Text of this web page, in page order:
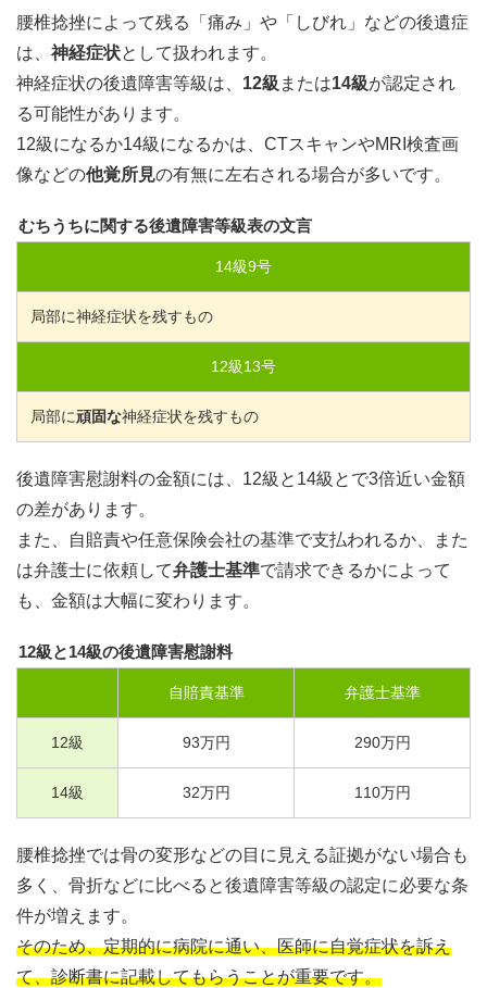
腰椎捻挫によって残る「痛み」や「しびれ」などの後遺症
は、 神経症状として扱われます。
神経症状の後遺障害等級は、 12級 または14級が認定され
る可能性があります。
12級になるか14級になるかは、CTスキャンやMRI検査画
像などの他覚所見の有無に左右される場合が多いです。
むちうちに関する後遺障害等級表の文言
14級9号
局部に神経症状を残すもの
12級13号
局部に頑固な神経症状を残すもの
後遺障害慰謝料の金額には、12級と14級とで3倍近い金額
の差があります。
また、自賠責や任意保険会社の基準で支払われるか、また
は弁護士に依頼して弁護士基準で請求できるかによって
も、金額は大幅に変わります。
12級と14級の後遺障害慰謝料
自賠責基準 弁護士基準
12級 93万円 290万円
14級 32万円 110万円
腰椎捻挫では骨の変形などの目に見える証拠がない場合も
多く、骨折などに比べると後遺障害等級の認定に必要な条
件が増えます。
そのため、定期的に病院に通い、医師に自覚症状を訴え
て、診断書に記載してもらうことが重要です。